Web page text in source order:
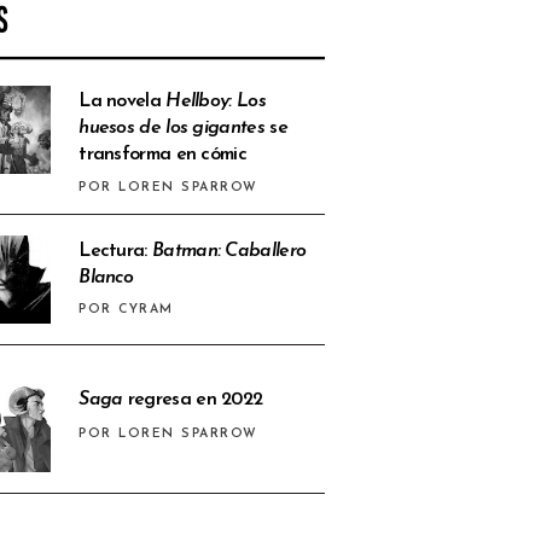
La novela Hellboy: Los
huesos de los gigantesse
transforma en cómic
POR LOREN SPARROW
Lectura: Batman: Caballero
Blanco
POR CYRAM
Saga regresa en 2022
POR LOREN SPARROW